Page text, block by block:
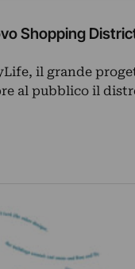
Shopping
il grande
al pubblico il